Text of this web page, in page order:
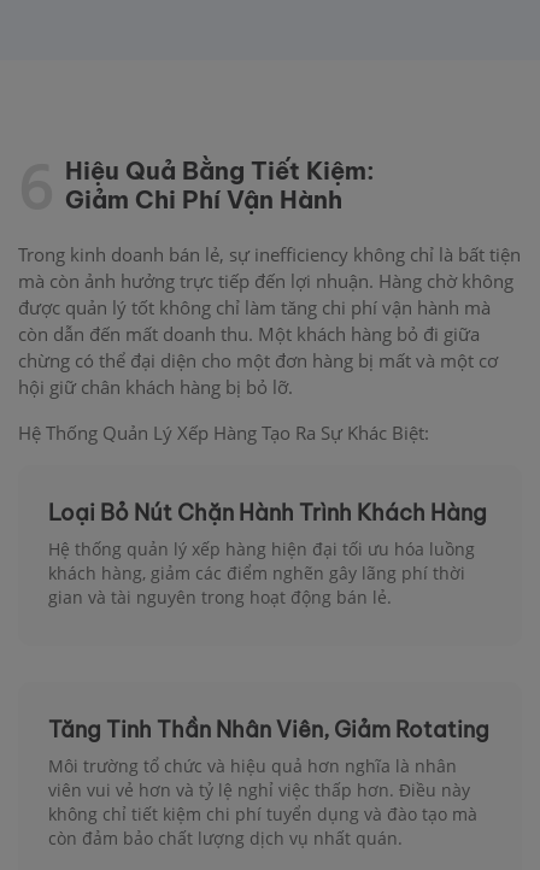
Hiệu Quả Bằng Tiết Kiệm:
Giảm Chi Phí Vận Hành
Trong kinh doanh bán lẻ, sự inefficiency không chỉ là bất tiện
mà còn ảnh hưởng trực tiếp đến lợi nhuận. Hàng chờ không
được quản lý tốt không chỉ làm tăng chi phí vận hành mà
còn dẫn đến mất doanh thu. Một khách hàng bỏ đi giữa
chừng có thể đại diện cho một đơn hàng bị mất và một cơ
hội giữ chân khách hàng bị bỏ lỡ.
Hệ Thống Quản Lý Xếp Hàng Tạo Ra Sự Khác Biệt:
Loại Bỏ Nút Chặn Hành Trình Khách Hàng
Hệ thống quản lý xếp hàng hiện đại tối ưu hóa luồng
khách hàng, giảm các điểm nghẽn gây lãng phí thời
gian và tài nguyên trong hoạt động bán lẻ.
Tăng Tinh Thần Nhân Viên, Giảm Rotating
Môi trường tổ chức và hiệu quả hơn nghĩa là nhân
viên vui vẻ hơn và tỷ lệ nghỉ việc thấp hơn. Điều này
không chỉ tiết kiệm chi phí tuyển dụng và đào tạo mà
còn đảm bảo chất lượng dịch vụ nhất quán.